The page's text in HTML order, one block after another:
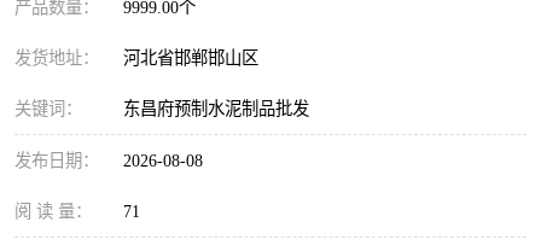
产品数量： 9999.00个
发货地址： 河北省邯郸邯山区
关键词： 东昌府预制水泥制品批发
发布日期： 2026-08-08
阅 读 量： 71